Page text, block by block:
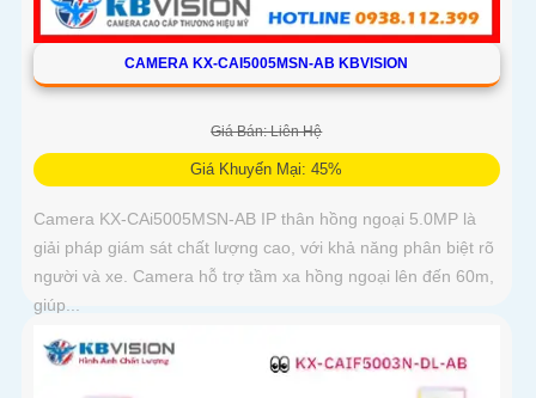
CAMERA KX-CAI5005MSN-AB KBVISION
Giá Bán: Liên Hệ
Giá Khuyến Mại: 45%
Camera KX-CAi5005MSN-AB IP thân hồng ngoại 5.0MP là
giải pháp giám sát chất lượng cao, với khả năng phân biệt rõ
người và xe. Camera hỗ trợ tầm xa hồng ngoại lên đến 60m,
giúp...